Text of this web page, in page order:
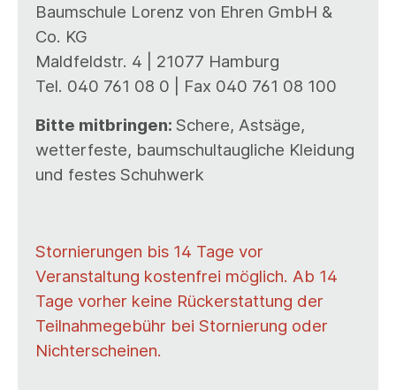
Baumschule Lorenz von Ehren GmbH &
Co. KG
Maldfeldstr. 4 | 21077 Hamburg
Tel. 040 761 08 0 | Fax 040 761 08 100
Bitte mitbringen:Schere, Astsäge,
wetterfeste, baumschultaugliche Kleidung
und festes Schuhwerk
Stornierungen bis 14 Tage vor
Veranstaltung kostenfrei möglich. Ab 14
Tage vorher keine Rückerstattung der
Teilnahmegebühr bei Stornierung oder
Nichterscheinen.